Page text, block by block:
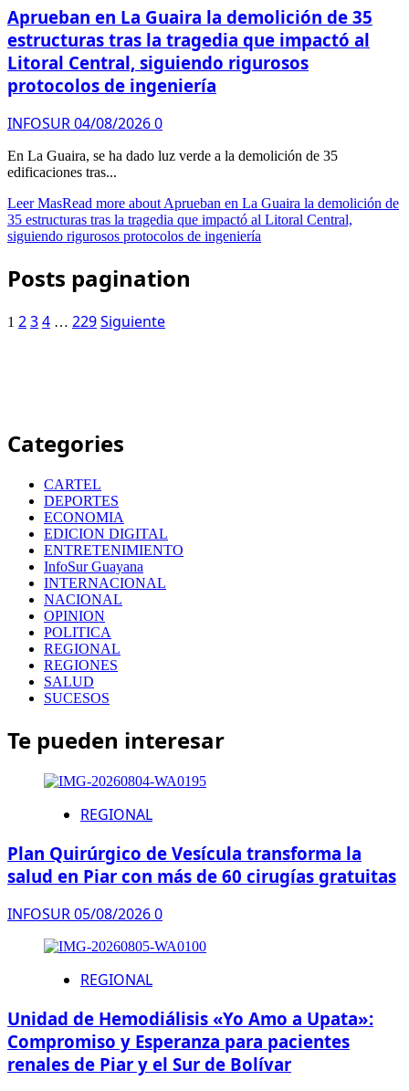
Aprueban en La Guaira la demolición de 35
estructuras tras la tragedia que impactó al
Litoral Central, siguiendo rigurosos
protocolos de ingeniería
INFOSUR04/08/20260
En La Guaira, se ha dado luz verde a la demolición de 35
edificaciones tras...
Leer MasRead more about Aprueban en La Guaira la demolición de
35 estructuras tras la tragedia que impactó al Litoral Central,
siguiendo rigurosos protocolos de ingeniería
Posts pagination
1 234 … 229Siguiente
Categories
CARTEL
DEPORTES
ECONOMIA
EDICION DIGITAL
ENTRETENIMIENTO
InfoSur Guayana
INTERNACIONAL
NACIONAL
OPINION
POLITICA
REGIONAL
REGIONES
SALUD
SUCESOS
Te pueden interesar
REGIONAL
Plan Quirúrgico de Vesícula transforma la
salud en Piar con más de 60 cirugías gratuitas
INFOSUR05/08/20260
REGIONAL
Unidad de Hemodiálisis «Yo Amo a Upata»:
Compromiso y Esperanza para pacientes
renales de Piar y el Sur de Bolívar